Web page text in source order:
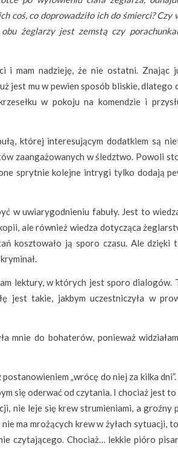
coś, co doprowadziło ich do śmierci? Czy
żeglarzy jest zemstą czy
i mam nadzieję, że nie ostatni. Znając
jest mu w pewien sposób bliskie, dlatego
w pokoju na komendzie i
której interesującym dodatkiem są
zaangażowanych w śledztwo. Powoli
sprytnie kolejne intrygi tylko dodają
w uwiarygodnieniu fabuły. Jest to
ale również wiedza dotycząca
kosztowało ją sporo czasu. Ale dzięki
lektury, w których jest sporo dialogów.
jest takie, jakbym uczestniczyła w
mnie do bohaterów, ponieważ
„wrócę do niej za kilka
się oderwać od czytania. I chociaż jest to
nie leje się krew strumieniami, a groźny
ma mrożących krew w żyłach sytuacji,
czytającego. Chociaż… lekkie pióro